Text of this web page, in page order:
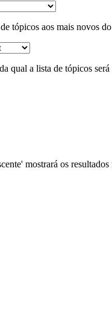
tópicos aos mais novos
qual a lista de tópicos será
mostrará os